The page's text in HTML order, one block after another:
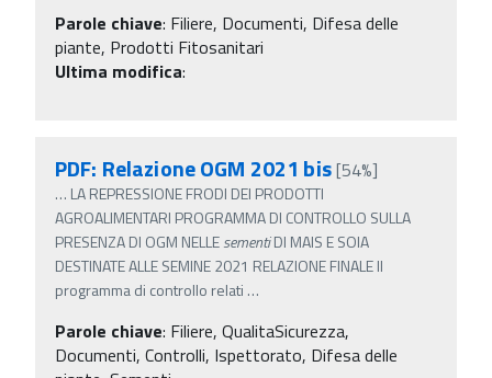
Parole chiave: Filiere, Documenti, Difesa delle
piante, Prodotti Fitosanitari
Ultima modifica:
PDF: Relazione OGM 2021 bis[54%]
… LA REPRESSIONE FRODI DEI PRODOTTI
AGROALIMENTARI PROGRAMMA DI CONTROLLO SULLA
PRESENZA DI OGM NELLEsementiDI MAIS E SOIA
DESTINATE ALLE SEMINE 2021 RELAZIONE FINALE Il
programma di controllo relati …
Parole chiave: Filiere, QualitaSicurezza,
Documenti, Controlli, Ispettorato, Difesa delle